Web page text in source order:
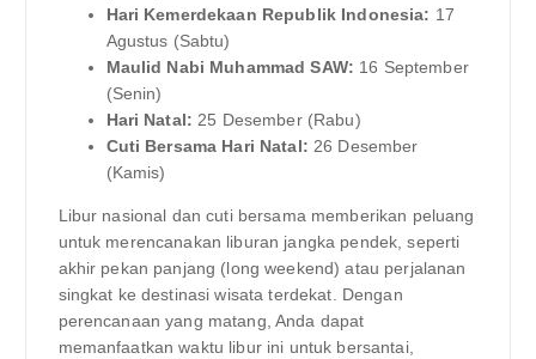
Hari Kemerdekaan Republik Indonesia: 17
Agustus (Sabtu)
Maulid Nabi Muhammad SAW: 16 September
(Senin)
Hari Natal: 25 Desember (Rabu)
Cuti Bersama Hari Natal: 26 Desember
(Kamis)
Libur nasional dan cuti bersama memberikan peluang
untuk merencanakan liburan jangka pendek, seperti
akhir pekan panjang (long weekend) atau perjalanan
singkat ke destinasi wisata terdekat. Dengan
perencanaan yang matang, Anda dapat
memanfaatkan waktu libur ini untuk bersantai,